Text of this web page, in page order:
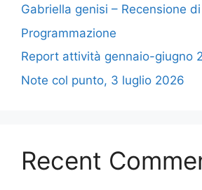
Gabriella genisi – Recensione
Programmazione
Report attività gennaio-giugno
Note col punto, 3 luglio 2026
Recent